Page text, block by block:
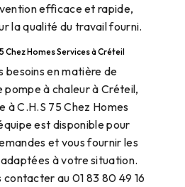
efficace et rapide,
la qualité du travail fourni.
Chez Homes Services à Créteil
besoins en matière de
pompe à chaleur à Créteil,
à C.H.S 75 Chez Homes
est disponible pour
et vous fournir les
à votre situation.
au 01 83 80 49 16